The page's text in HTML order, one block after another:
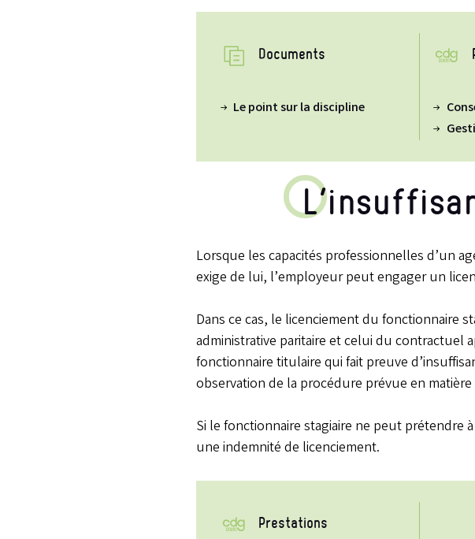
Documents
Le point sur la discipline
Lorsque les capacités professionnelles d’un
exige de lui, l’employeur peut engager un
Dans ce cas, le licenciement du fonctionnaire
administrative paritaire et celui du contractuel
fonctionnaire titulaire qui fait preuve
observation de la procédure prévue en matière
Si le fonctionnaire stagiaire ne peut
une indemnité de licenciement.
Prestations